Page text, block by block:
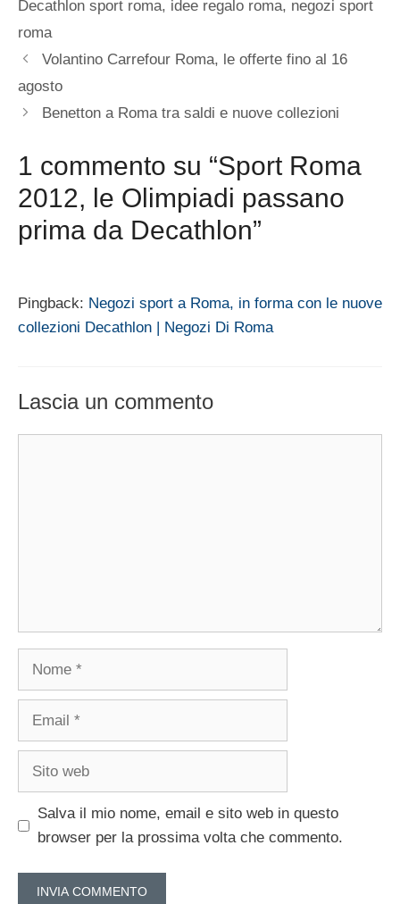
Decathlon sport roma, idee regalo roma, negozi sport
roma
Volantino Carrefour Roma, le offerte fino al 16
agosto
Benetton a Roma tra saldi e nuove collezioni
1 commento su “Sport Roma
2012, le Olimpiadi passano
prima da Decathlon”
Pingback: Negozi sport a Roma, in forma con le nuove
collezioni Decathlon | Negozi Di Roma
Lascia un commento
Nome
Email
Sito
Salva il mio nome, email e sito web in questo
browser per la prossima volta che commento.